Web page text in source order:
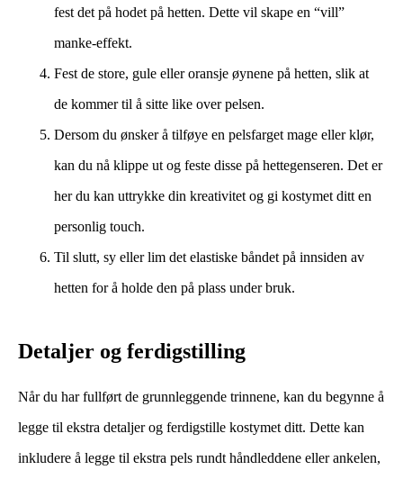
fest det på hodet på hetten. Dette vil skape en “vill”
manke-effekt.
Fest de store, gule eller oransje øynene på hetten, slik at
de kommer til å sitte like over pelsen.
Dersom du ønsker å tilføye en pelsfarget mage eller klør,
kan du nå klippe ut og feste disse på hettegenseren. Det er
her du kan uttrykke din kreativitet og gi kostymet ditt en
personlig touch.
Til slutt, sy eller lim det elastiske båndet på innsiden av
hetten for å holde den på plass under bruk.
Detaljer og ferdigstilling
Når du har fullført de grunnleggende trinnene, kan du begynne å
legge til ekstra detaljer og ferdigstille kostymet ditt. Dette kan
inkludere å legge til ekstra pels rundt håndleddene eller ankelen,